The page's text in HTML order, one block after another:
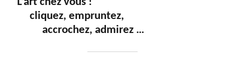
L’art chez vous !
cliquez, empruntez,
accrochez, admirez …